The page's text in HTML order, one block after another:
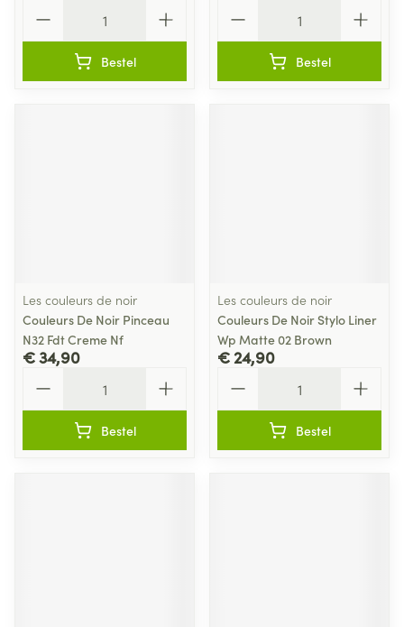
Bestel Bestel
Les couleurs de noir
Couleurs De Noir Pinceau
N32 Fdt Creme Nf
€ 34,90
Bestel
Les couleurs de noir
Couleurs De Noir Stylo Liner
Wp Matte 02 Brown
€ 24,90
Bestel